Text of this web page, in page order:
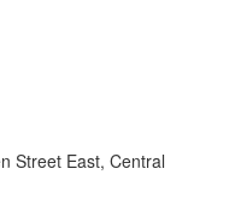
Street East, Central